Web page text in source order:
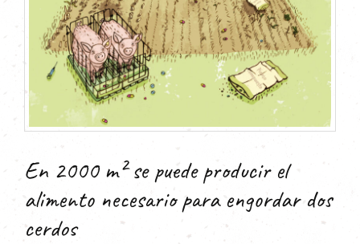
En 2000 m² se puede producir el
alimento necesario para engordar dos
cerdos